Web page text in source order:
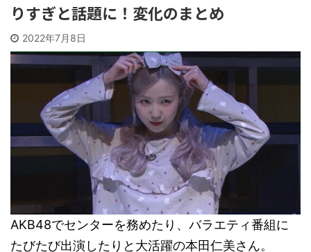
りすぎと話題に！変化のまとめ
2022年7月8日
AKB48でセンターを務めたり、バラエティ番組に
たびたび出演したりと大活躍の本田仁美さん。